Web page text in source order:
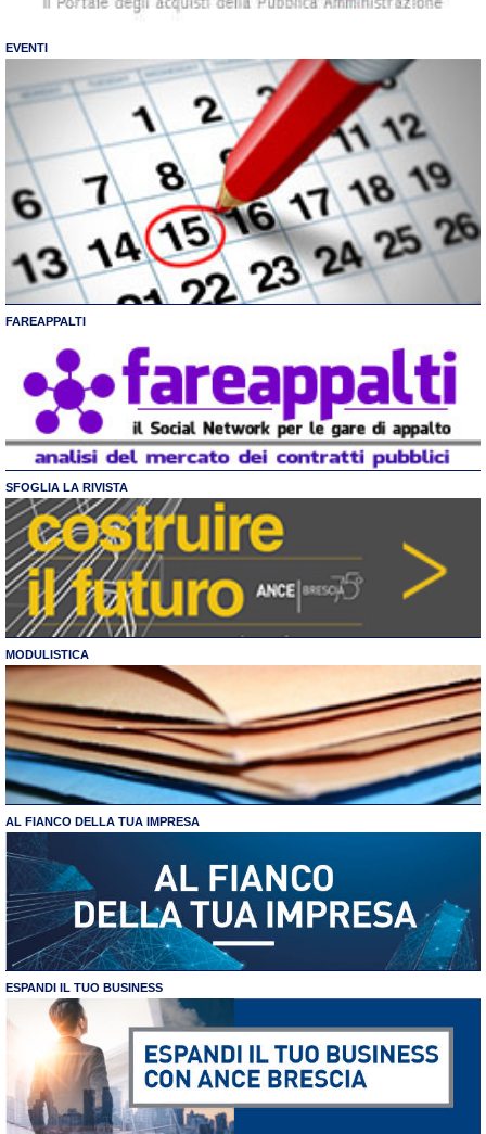
EVENTI
FAREAPPALTI
SFOGLIA LA RIVISTA
MODULISTICA
AL FIANCO DELLA TUA IMPRESA
ESPANDI IL TUO BUSINESS